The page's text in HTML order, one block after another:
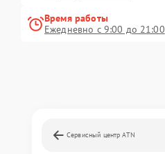
Время работы
Ежедневно с 9:00 до 21:00
Сервисный центр ATN